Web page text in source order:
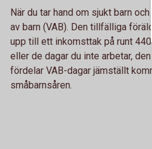
När du tar hand om sjukt barn
av barn (VAB). Den tillfälliga
upp till ett inkomsttak på runt
eller de dagar du inte arbetar,
fördelar VAB-dagar jämställt
småbarnsåren.